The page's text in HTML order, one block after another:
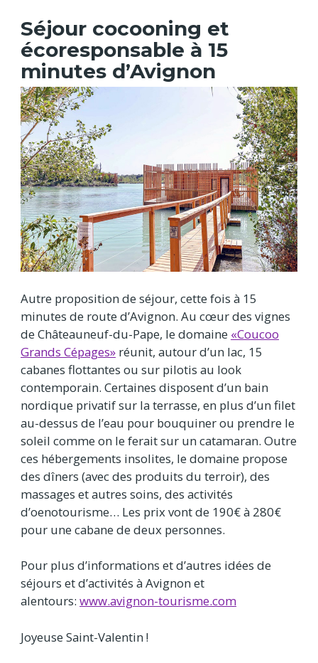
Séjour cocooning et
écoresponsable à 15
minutes d’Avignon
Autre proposition de séjour, cette fois à 15
minutes de route d’Avignon. Au cœur des vignes
de Châteauneuf-du-Pape, le domaine «Coucoo
Grands Cépages» réunit, autour d’un lac, 15
cabanes flottantes ou sur pilotis au look
contemporain. Certaines disposent d’un bain
nordique privatif sur la terrasse, en plus d’un filet
au-dessus de l’eau pour bouquiner ou prendre le
soleil comme on le ferait sur un catamaran. Outre
ces hébergements insolites, le domaine propose
des dîners (avec des produits du terroir), des
massages et autres soins, des activités
d’oenotourisme… Les prix vont de 190€ à 280€
pour une cabane de deux personnes.
Pour plus d’informations et d’autres idées de
séjours et d’activités à Avignon et
alentours: www.avignon-tourisme.com
Joyeuse Saint-Valentin !